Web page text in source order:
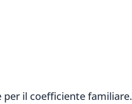
il coefficiente familiare.